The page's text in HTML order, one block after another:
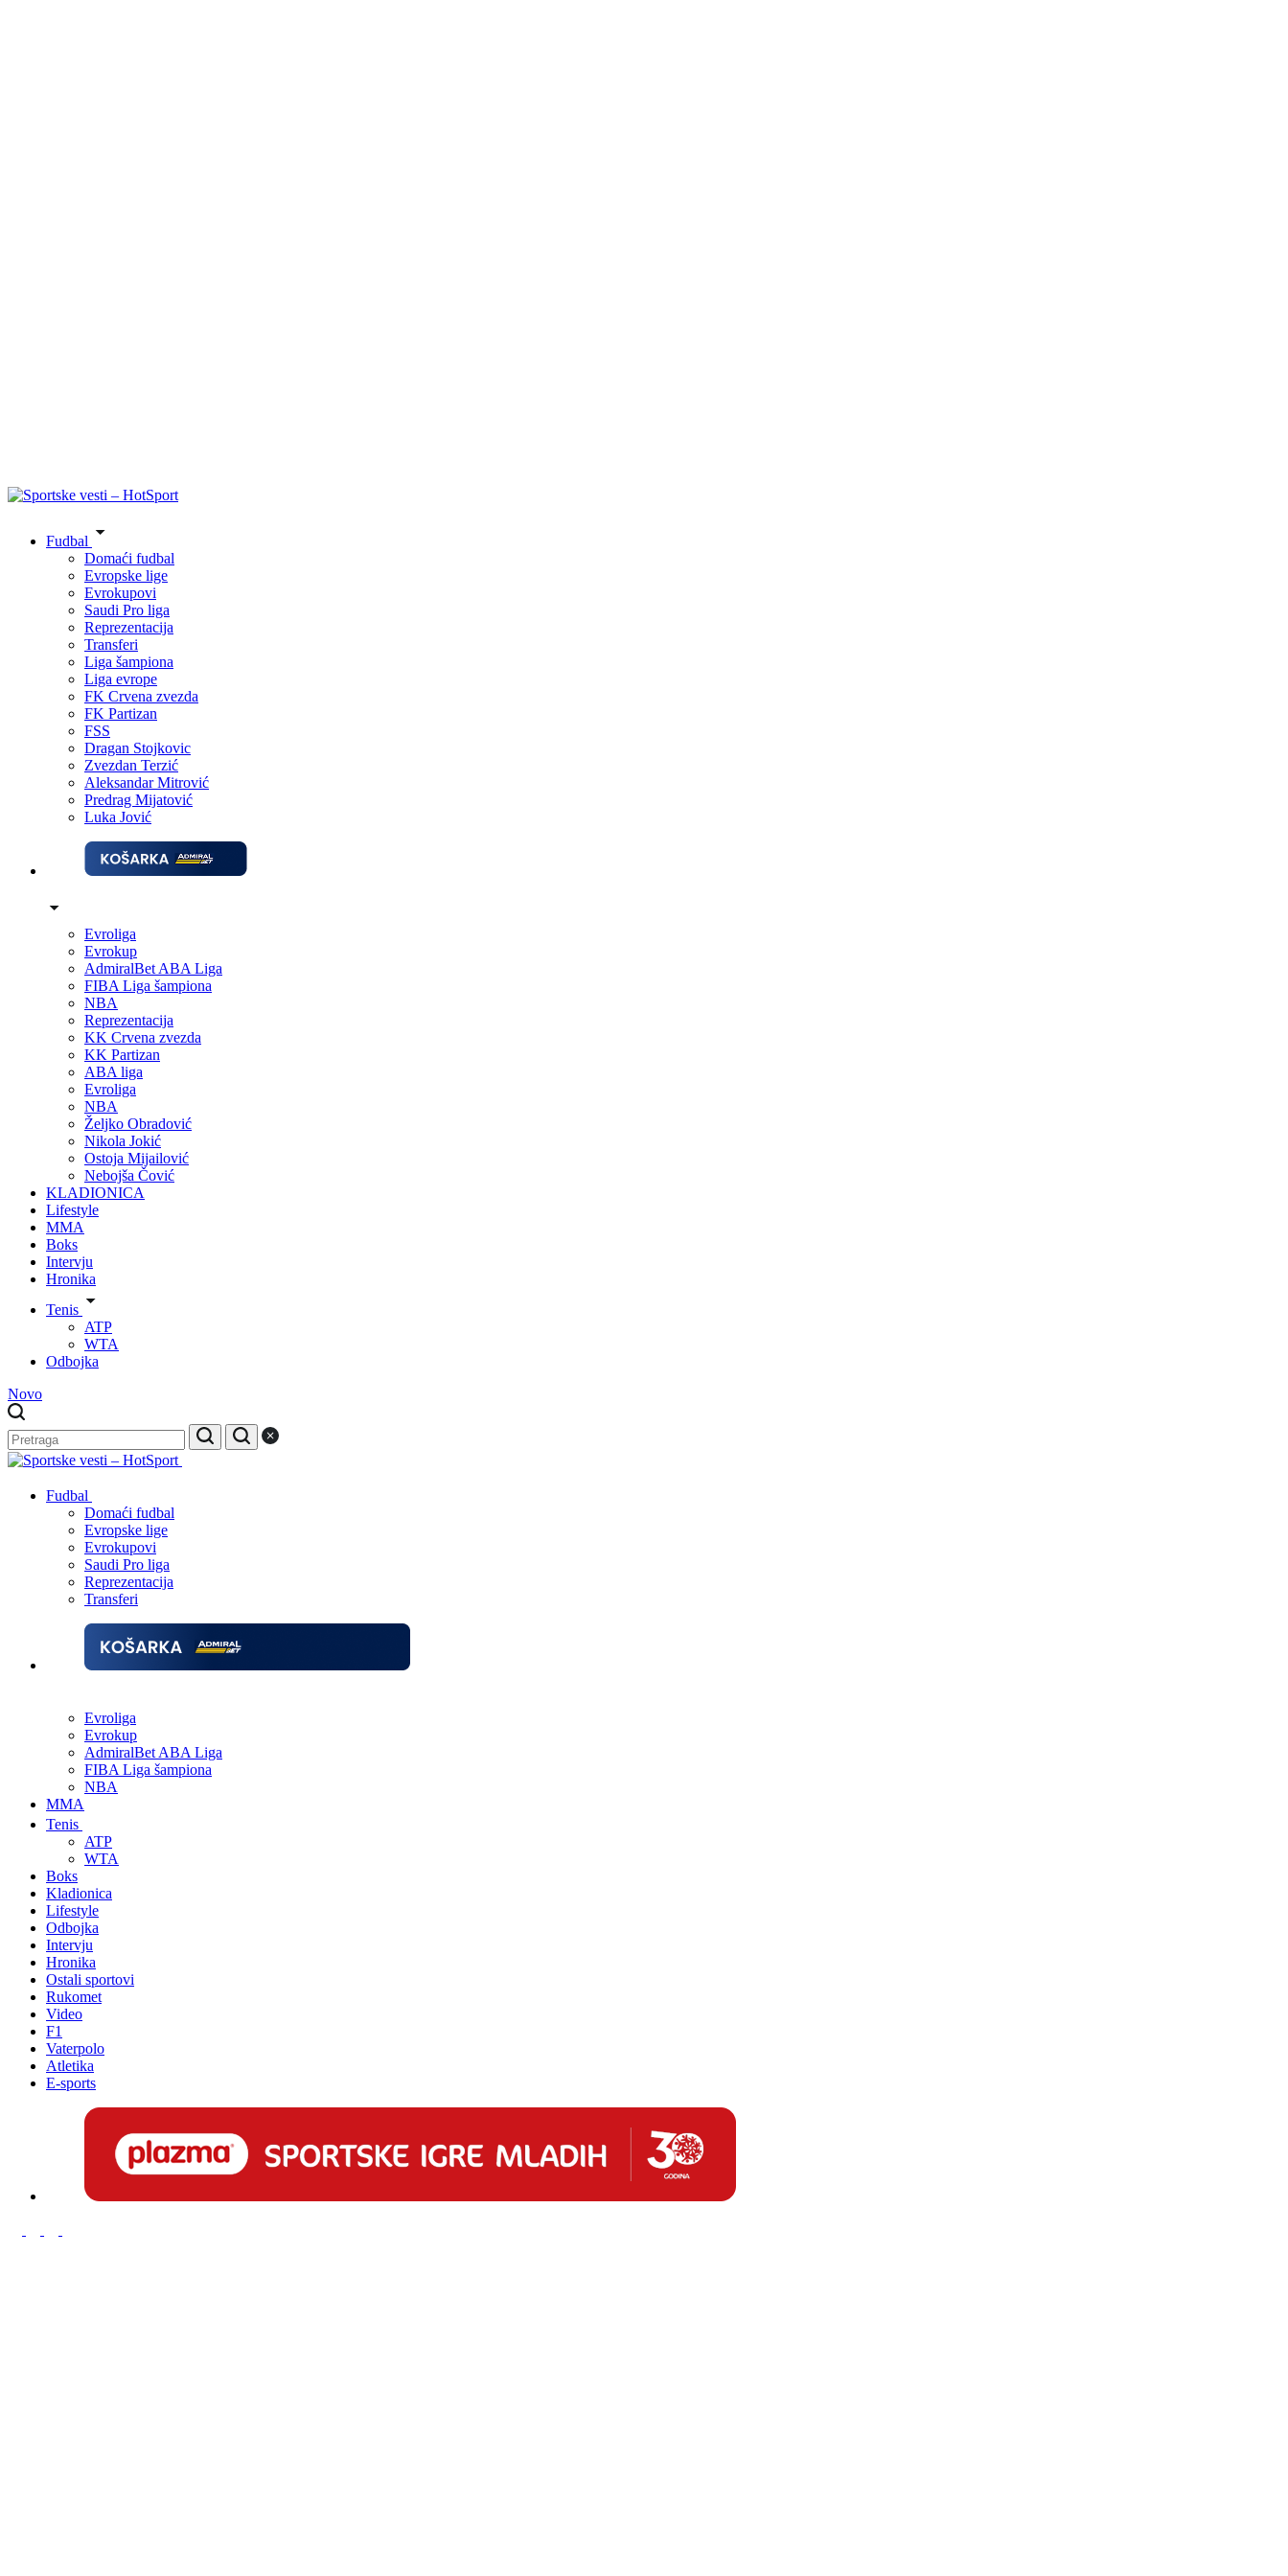
Fudbal
Domaći fudbal
Evropske lige
Evrokupovi
Saudi Pro liga
Reprezentacija
Transferi
Liga šampiona
Liga evrope
FK Crvena zvezda
FK Partizan
FSS
Dragan Stojkovic
Zvezdan Terzić
Aleksandar Mitrović
Predrag Mijatović
Luka Jović
Evroliga
Evrokup
AdmiralBet ABA Liga
FIBA Liga šampiona
NBA
Reprezentacija
KK Crvena zvezda
KK Partizan
ABA liga
Evroliga
NBA
Željko Obradović
Nikola Jokić
Ostoja Mijailović
Nebojša Čović
KLADIONICA
Lifestyle
MMA
Boks
Intervju
Hronika
Tenis
ATP
WTA
Odbojka
Novo
Fudbal
Domaći fudbal
Evropske lige
Evrokupovi
Saudi Pro liga
Reprezentacija
Transferi
Evroliga
Evrokup
AdmiralBet ABA Liga
FIBA Liga šampiona
NBA
MMA
Tenis
ATP
WTA
Boks
Kladionica
Lifestyle
Odbojka
Intervju
Hronika
Ostali sportovi
Rukomet
Video
F1
Vaterpolo
Atletika
E-sports